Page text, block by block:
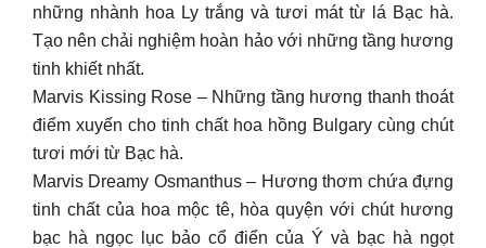
những nhành hoa Ly trắng và tươi mát từ lá Bạc hà.
Tạo nên chải nghiệm hoàn hảo với những tầng hương
tinh khiết nhất.
Marvis Kissing Rose – Những tầng hương thanh thoát
điểm xuyến cho tinh chất hoa hồng Bulgary cùng chút
tươi mới từ Bạc hà.
Marvis Dreamy Osmanthus – Hương thơm chứa đựng
tinh chất của hoa mộc tê, hòa quyện với chút hương
bạc hà ngọc lục bảo cổ điển của Ý và bạc hà ngọt